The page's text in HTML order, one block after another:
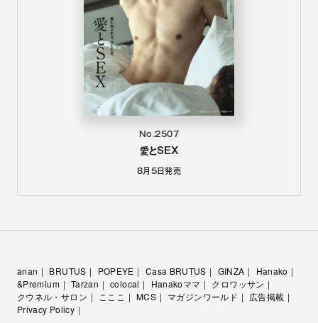
No.2507
愛とSEX
8月5日発売
anan BRUTUS POPEYE Casa BRUTUS GINZA
Hanako
&Premium
Tarzan colocal Hanakoママ
クロワッサン
クウネル・サロン
こここ MCS マガジンワールド
広告掲載
Privacy Policy